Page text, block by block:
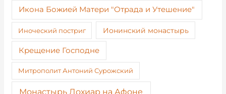
Икона Божией Матери "Отрада и Утешение"
Иноческий постриг Ионинский монастырь
Крещение Господне
Митрополит Антоний Сурожский
Монастырь Дохиар на Афоне